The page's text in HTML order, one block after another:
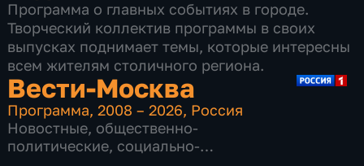
Программа о главных событиях в городе.
Творческий коллектив программы в своих
выпусках поднимает темы, которые интересны
всем жителям столичного региона.
Вести-Москва
Программа,2008 – 2026, Россия
Новостные, общественно-
политические, социально-